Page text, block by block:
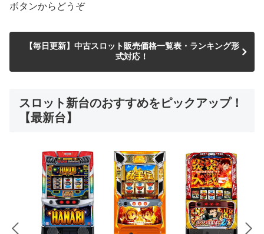
ボタンからどうぞ
【毎日更新】中古スロット販売価格一覧表・ランキング形
式対応！
スロット新台のおすすめをピックアップ！
【最新台】